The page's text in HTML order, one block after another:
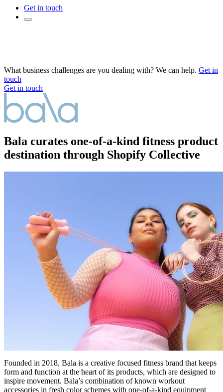
Get in touch
What business challenges are you dealing with? We can help. Get in
touch
Get in touch
Bala curates one-of-a-kind fitness product
destination through Shopify Collective
Founded in 2018, Bala is a creative focused fitness brand that keeps
form and function at the heart of its products, which are designed to
inspire movement. Bala’s combination of known workout
accessories in fresh color schemes with one-of-a-kind equipment